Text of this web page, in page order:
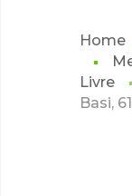
Home
Livre
Basi,